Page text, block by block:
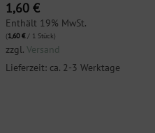
1,60 €
Enthält 19% MwSt.
(1,60€/ 1 Stück)
zzgl. Versand
Lieferzeit: ca. 2-3 Werktage